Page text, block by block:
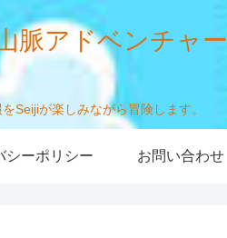
脈アドベンチャー
Seijiが楽しみながら冒険します。
シーポリシー お問い合わせ